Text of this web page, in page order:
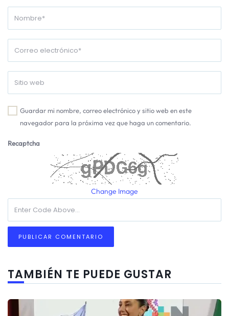
Guardar mi nombre, correo electrónico y sitio web en este
navegador para la próxima vez que haga un comentario.
Recaptcha
Change Image
TAMBIÉN TE PUEDE GUSTAR